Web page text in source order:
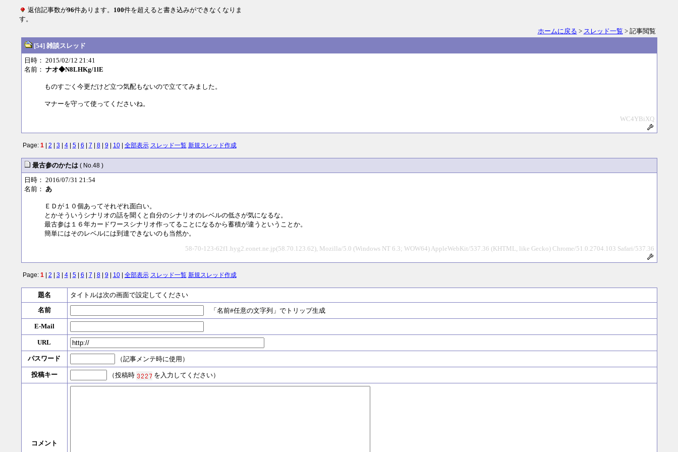
返信記事数が96件あります。 100件を超えると書き込みができなくなりま
す。
ホームに戻る > スレッド一覧 > 記事閲覧
[54] 雑談スレッド
日時： 2015/02/12 21:41
名前： ナオ◆N8LHKg/1lE
ものすごく今更だけど立つ気配もないので立ててみました。
マナーを守って使ってくださいね。
WC4YBiXQ
Page: 1| 2 3 4| 5| 6 7 8| 9 10| 全部表示 スレッド一覧 新規スレッド作成
最古参のかたは ( No.48 )
日時： 2016/07/31 21:54
名前： あ
ＥＤが１０個あってそれぞれ面白い。
とかそういうシナリオの話を聞くと自分のシナリオのレベルの低さが気になるな。
最古参は１６年カードワースシナリオ作ってることになるから蓄積が違うということか。
簡単にはそのレベルには到達できないのも当然か。
58-70-123-62f1.hyg2.eonet.ne.jp(58.70.123.62), Mozilla/5.0 (Windows NT 6.3; WOW64) AppleWebKit/537.36 (KHTML, like Gecko) Chrome/51.0.2704.103 Safari/537.36
Page: 1| 2 3 4| 5| 6 7 8| 9 10| 全部表示 スレッド一覧 新規スレッド作成
題名
タイトルは次の画面で設定してください
名前
「名前#任意の文字列」でトリップ生成
E-Mail
URL
パスワード （記事メンテ時に使用）
投稿キー （投稿時 を入力してください）
コメント